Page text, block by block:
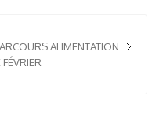
ALIMENTATION